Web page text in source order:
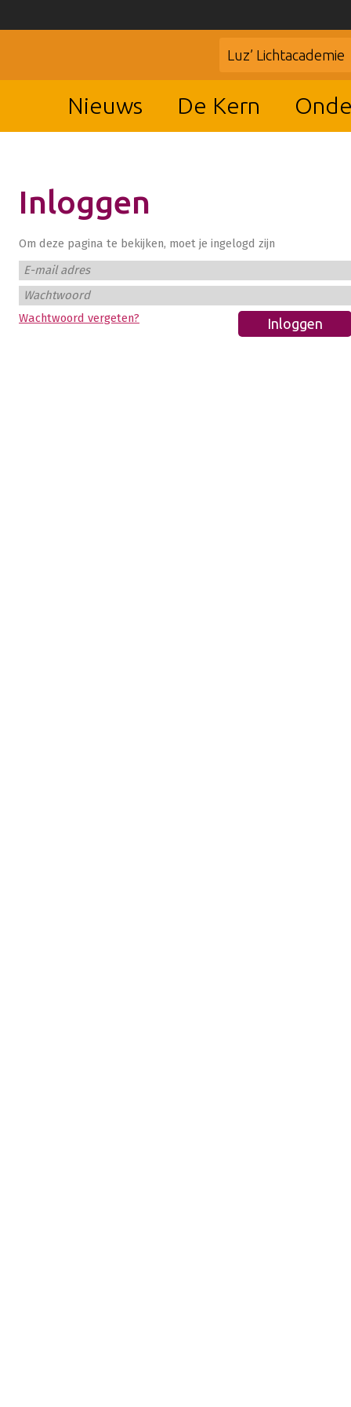
Luz’ Lichtacademie
Nieuws De Kern
Inloggen
Om deze pagina te bekijken, moet je ingelogd zijn
E-mail adres
Wachtwoord
Wachtwoord vergeten?